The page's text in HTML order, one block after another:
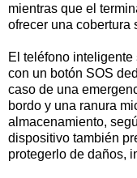
mientras que el
ofrecer una cobertura
El teléfono
con un botón SOS
caso de una
bordo y una ranura
almacenamiento,
dispositivo también
protegerlo de daños,